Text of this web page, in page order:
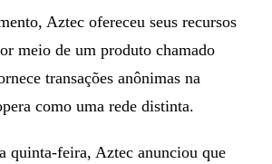
Aztec ofereceu seus recursos
meio de um produto chamado
transações anônimas na
como uma rede distinta.
quinta-feira, Aztec anunciou que